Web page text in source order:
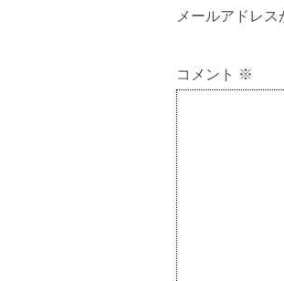
メールアドレス
コメント ※